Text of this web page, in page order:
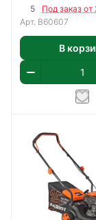
бежево-
м2/уп
5
Под заказ от
Арт. В60607
В